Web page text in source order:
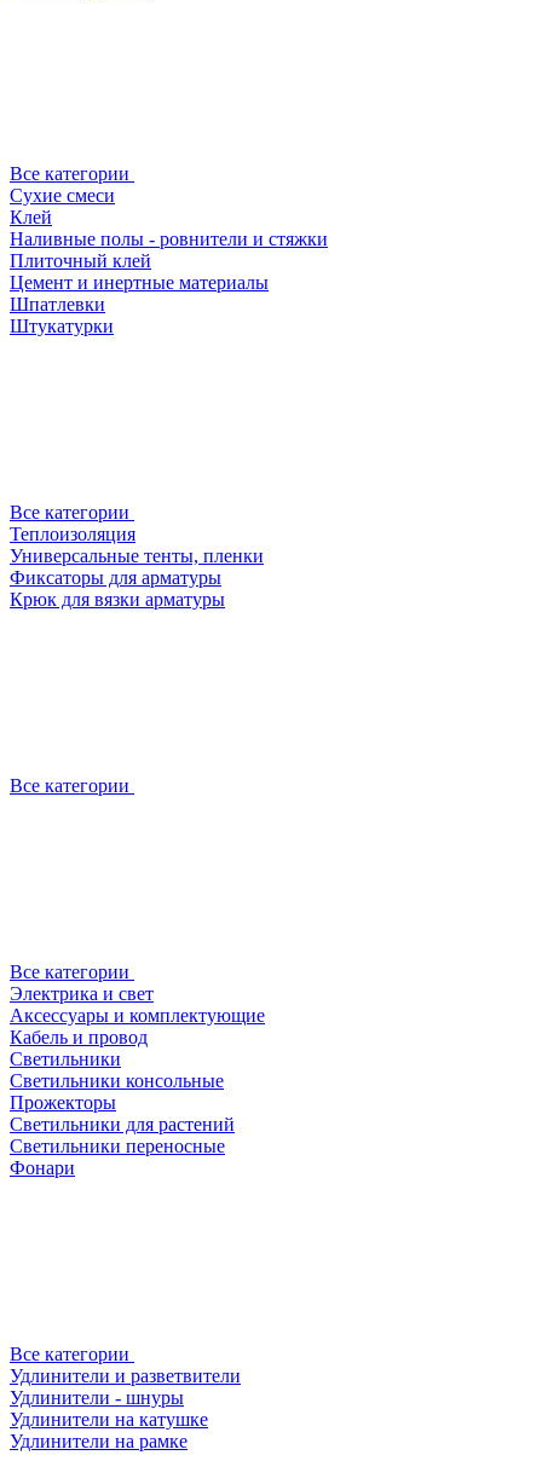
Все категории
Сухие смеси
Клей
Наливные полы - ровнители и стяжки
Плиточный клей
Цемент и инертные материалы
Шпатлевки
Штукатурки
Все категории
Теплоизоляция
Универсальные тенты, пленки
Фиксаторы для арматуры
Крюк для вязки арматуры
Все категории
Все категории
Электрика и свет
Аксессуары и комплектующие
Кабель и провод
Светильники
Светильники консольные
Прожекторы
Светильники для растений
Светильники переносные
Фонари
Все категории
Удлинители и разветвители
Удлинители - шнуры
Удлинители на катушке
Удлинители на рамке